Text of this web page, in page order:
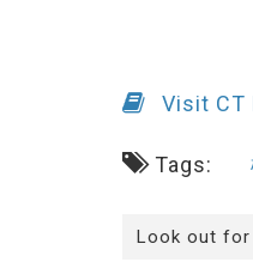
Visit CT
Tags:
Look out for